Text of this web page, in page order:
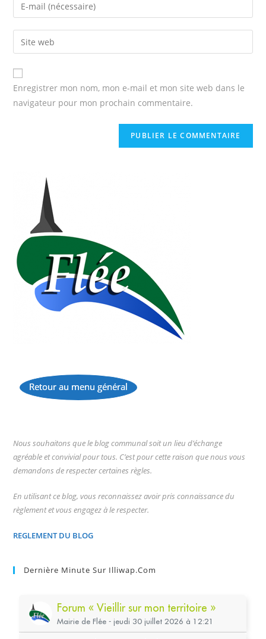
Enregistrer mon nom, mon e-mail et mon site web dans le
navigateur pour mon prochain commentaire.
Retour au menu général
...
Nous souhaitons que le blog communal soit un lieu d’échange
agréable et convivial pour tous. C’est pour cette raison que nous vous
demandons de respecter certaines règles.
En utilisant ce blog, vous reconnaissez avoir pris connaissance du
règlement et vous engagez à le respecter.
REGLEMENT DU BLOG
Dernière Minute Sur Illiwap.com